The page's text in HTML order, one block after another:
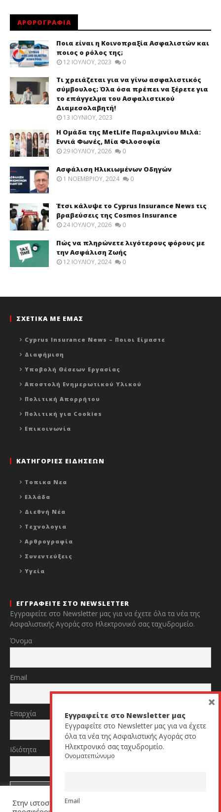
ΑΡΘΡΟΓΡΑΦΙΑ
Ποια είναι η Κοινοπραξία Ασφαλιστών και
ποιος ο ρόλος της;
12 ΙΟΥΛΊΟΥ, 2023 0
Τι χρειάζεται για να γίνω ασφαλιστικός
σύμβουλος; Όλα όσα πρέπει να ξέρετε για
το επάγγελμα του Ασφαλιστικού
Διαμεσολαβητή!
13 ΙΟΥΝΊΟΥ, 2023
Η Ομάδα της MetLife Παραλιμνίου Μιλά:
Εννιά Φωνές, Μία Φιλοσοφία
29 ΙΟΥΛΊΟΥ, 2026 0
Ασφάλιση Ηλικιωμένων Οδηγών
1 ΝΟΕΜΒΡΊΟΥ, 2024 0
Έτσι κάλυψε το Cyprus Insurance News τις
βραβεύσεις της Cosmos Insurance
24 ΙΟΥΛΊΟΥ, 2026 0
Πώς να πληρώνετε λιγότερους φόρους με
την Ασφάλιση Ζωής
12 ΙΟΥΛΊΟΥ, 2024 0
ΣΧΕΤΙΚΑ ΜΕ ΕΜΑΣ
Cyprus Insurance News – Ποιοι Είμαστε
Διαφήμιση
Υποβολή Θέσεων Εργασίας
Αποστολή Ενημερωτικού Υλικού
Πολιτική Απορρήτου
Πολιτική για Cookies
Επικοινωνία
ΚΑΤΗΓΟΡΙΕΣ ΕΙΔΗΣΕΩΝ
Τοπικα Νεα
Ελλάδα
Διεθνή Νέα
Τεχνολογια
Αρθρογραφία
Συνεντεύξεις
Υγεία
ΕΓΓΡΑΦΕΙΤΕ ΣΤΟ NEWSLETTER
Εγγραφείτε στο Newsletter μας για να έχετε όλα τα νέα της
Ασφαλιστικής Αγοράς στο Ηλεκτρονικό σας ταχυδρομείο.
Όνομα
Email
Επαρχία
Ιδιότητα
Στην ιστοσελίδα μας χρησιμοποιούμε cookies για να σας
Εγγραφείτε στο Newsletter μας
Εγγραφείτε στο Newsletter μας για να έχετε
όλα τα νέα της Ασφαλιστικής Αγοράς στο
Ηλεκτρονικό σας ταχυδρομείο.
Ονοματεπώνυμο
Email
×